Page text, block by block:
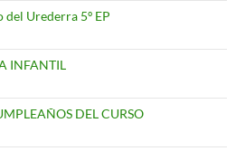
Urederra 5º EP
INFANTIL
DEL CURSO